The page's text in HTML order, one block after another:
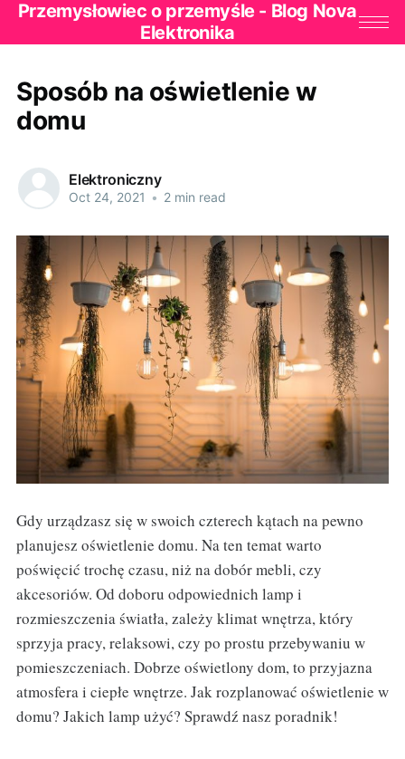
Przemysłowiec o przemyśle - Blog Nova
Elektronika
Sposób na oświetlenie w
domu
Elektroniczny
Oct 24, 2021 • 2 min read
Gdy urządzasz się w swoich czterech kątach na pewno
planujesz oświetlenie domu. Na ten temat warto
poświęcić trochę czasu, niż na dobór mebli, czy
akcesoriów. Od doboru odpowiednich lamp i
rozmieszczenia światła, zależy klimat wnętrza, który
sprzyja pracy, relaksowi, czy po prostu przebywaniu w
pomieszczeniach. Dobrze oświetlony dom, to przyjazna
atmosfera i ciepłe wnętrze. Jak rozplanować oświetlenie w
domu? Jakich lamp użyć? Sprawdź nasz poradnik!